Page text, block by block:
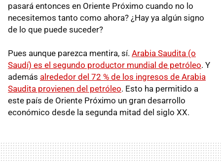
pasará entonces en Oriente Próximo cuando no lo
necesitemos tanto como ahora? ¿Hay ya algún signo
de lo que puede suceder?
Pues aunque parezca mentira, sí. Arabia Saudita (o
Saudí) es el segundo productor mundial de petróleo. Y
además alrededor del 72 % de los ingresos de Arabia
Saudita provienen del petróleo. Esto ha permitido a
este país de Oriente Próximo un gran desarrollo
económico desde la segunda mitad del siglo XX.